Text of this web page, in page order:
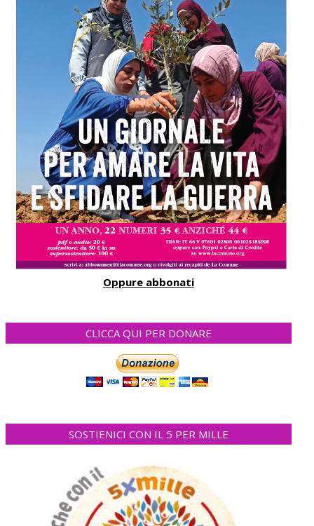
Oppure abbonati
CLICCA QUI PER DONARE
SOSTIENICI CON IL 5 PER MILLE